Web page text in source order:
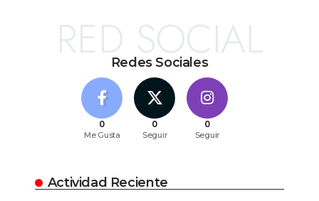
Redes Sociales
RED SOCIAL
0
Me Gusta
0
Seguir
0
Seguir
Actividad Reciente